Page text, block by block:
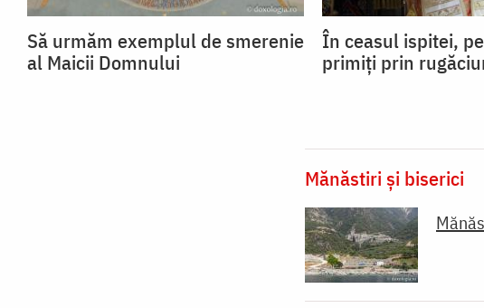
Să urmăm exemplul de smerenie
al Maicii Domnului
În ceasul ispitei,
primiți prin
Mănăstiri și biserici